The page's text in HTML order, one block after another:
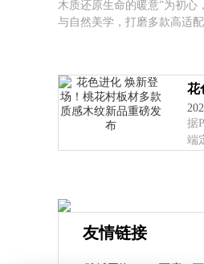
木质还原生命的暖意”为初心
与自然美学，打磨多款高适配
花
据
端
友情链接